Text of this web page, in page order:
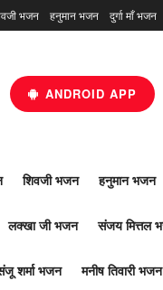
भजन हनुमान भजन दुर्गा माँ भजन
ANDROID APP
शिवजी भजन हनुमान भजन
लक्खा जी भजन संजय मित्तल
शर्मा भजन मनीष तिवारी भजन